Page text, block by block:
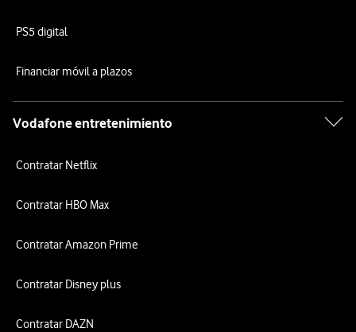
PS5 digital
Financiar móvil a plazos
Vodafone entretenimiento
Contratar Netflix
Contratar HBO Max
Contratar Amazon Prime
Contratar Disney plus
Contratar DAZN